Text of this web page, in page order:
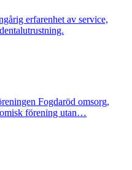
erfarenhet av service,
Fogdaröd omsorg,
förening utan…